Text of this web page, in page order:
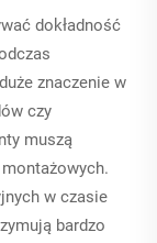
dokładność
znaczenie w
czy
muszą
w czasie
bardzo